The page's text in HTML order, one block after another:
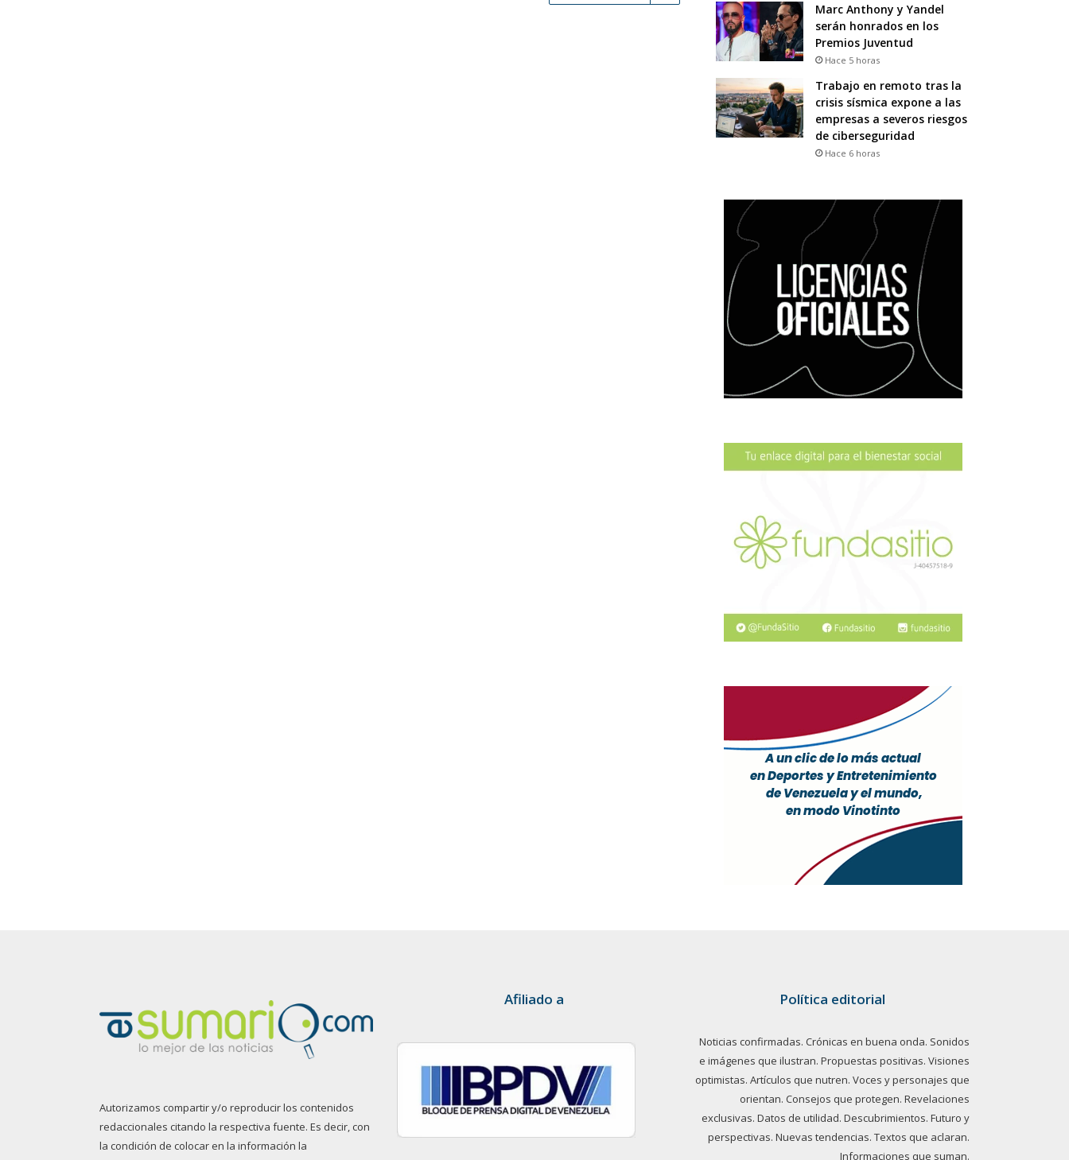
Marc Anthony y Yandel
serán honrados en los
Premios Juventud
Hace 5 horas
Trabajo en remoto tras la
crisis sísmica expone a las
empresas a severos riesgos
de ciberseguridad
Hace 6 horas
Autorizamos compartir y/o reproducir los contenidos
redaccionales citando la respectiva fuente. Es decir, con
la condición de colocar en la información la
Afiliado a Política editorial
Noticias confirmadas. Crónicas en buena onda. Sonidos
e imágenes que ilustran. Propuestas positivas. Visiones
optimistas. Artículos que nutren. Voces y personajes que
orientan. Consejos que protegen. Revelaciones
exclusivas. Datos de utilidad. Descubrimientos. Futuro y
perspectivas. Nuevas tendencias. Textos que aclaran.
Informaciones que suman.